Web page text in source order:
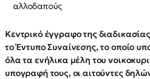
αλλοδαπούς
Κεντρικό έγγραφο της
το Έντυπο Συναίνεσης, το οποίο
όλα τα ενήλικα μέλη του
υπογραφή τους, οι αιτούντες